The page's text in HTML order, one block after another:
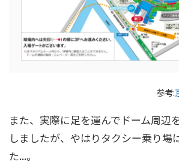
参考:
また、実際に足を運んでドーム周辺
しましたが、やはりタクシー乗り場
た...。